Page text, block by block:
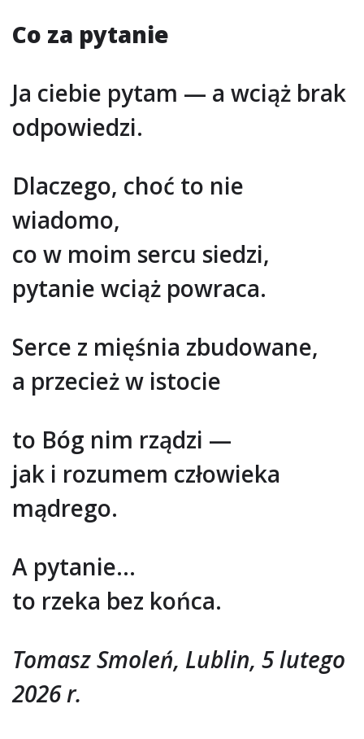
Co za pytanie
Ja ciebie pytam — a wciąż brak
odpowiedzi.
Dlaczego, choć to nie
wiadomo,
co w moim sercu siedzi,
pytanie wciąż powraca.
Serce z mięśnia zbudowane,
a przecież w istocie
to Bóg nim rządzi —
jak i rozumem człowieka
mądrego.
A pytanie…
to rzeka bez końca.
Tomasz Smoleń, Lublin, 5 lutego
2026 r.